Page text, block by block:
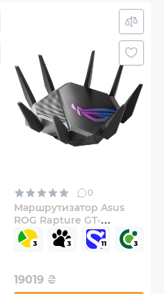
0
Маршрутизатор Asus
ROG Rapture GT-
AXE11000 (90IG06E0-
MO1R00)
19019 ₴